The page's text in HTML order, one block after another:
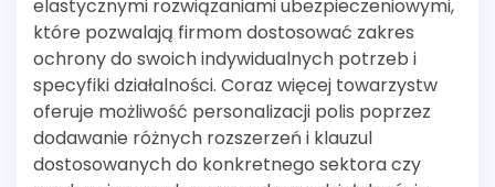
elastycznymi rozwiązaniami ubezpieczeniowymi,
które pozwalają firmom dostosować zakres
ochrony do swoich indywidualnych potrzeb i
specyfiki działalności. Coraz więcej towarzystw
oferuje możliwość personalizacji polis poprzez
dodawanie różnych rozszerzeń i klauzul
dostosowanych do konkretnego sektora czy